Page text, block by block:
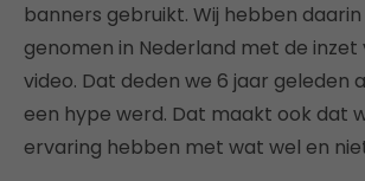
banners gebruikt. Wij hebben
genomen in Nederland met de
video. Dat deden we 6 jaar geleden
een hype werd. Dat maakt ook dat
ervaring hebben met wat wel en